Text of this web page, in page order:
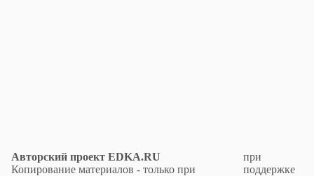
Авторский проект EDKA.RU
Копирование материалов - только при
при
поддержке